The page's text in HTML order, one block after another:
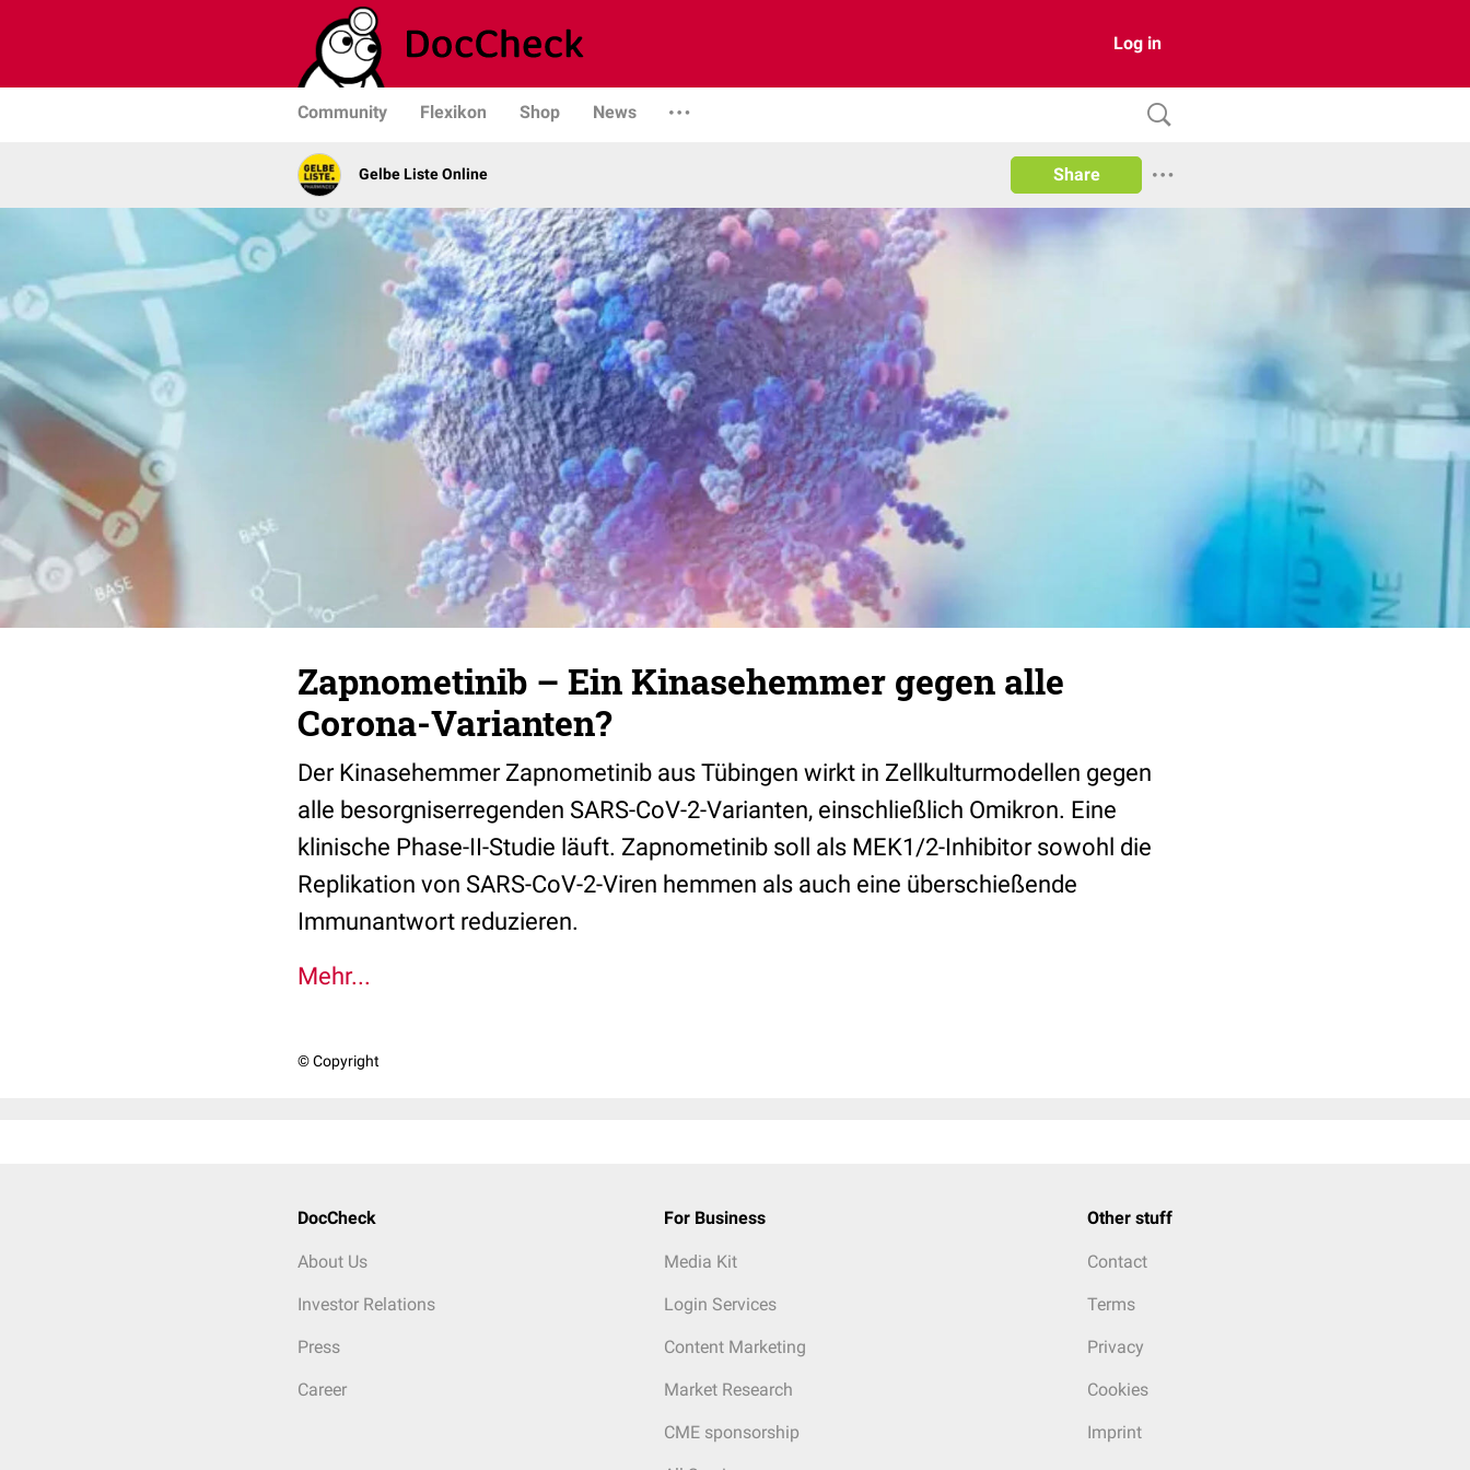
Log in
Community Flexikon Shop News
Gelbe Liste Online Share
Zapnometinib – Ein Kinasehemmer gegen alle
Corona-Varianten?
Der Kinasehemmer Zapnometinib aus Tübingen wirkt in Zellkulturmodellen gegen
alle besorgniserregenden SARS-CoV-2-Varianten, einschließlich Omikron. Eine
klinische Phase-II-Studie läuft. Zapnometinib soll als MEK1/2-Inhibitor sowohl die
Replikation von SARS-CoV-2-Viren hemmen als auch eine überschießende
Immunantwort reduzieren.
Mehr...
© Copyright
DocCheck
About Us
Investor Relations
Press
Career
For Business
Media Kit
Login Services
Content Marketing
Market Research
CME sponsorship
Other stuff
Contact
Terms
Privacy
Cookies
Imprint